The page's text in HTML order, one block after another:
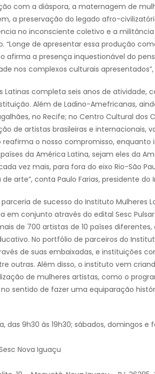
com a diáspora, a maternagem de
a preservação do legado afro-
no inconsciente coletivo e a
“Longe de apresentar essa produção
afirma a presença inquestionável do
nos complexos culturais apresentados”,
Latinas completa seis anos de atividade,
Além de Ladino-Amefricanas,
no Recife; no Centro Cultural dos
de artistas brasileiras e internacionais,
reafirma o nosso compromisso,
da América Latina, sejam eles da
vez mais, para fora do eixo Rio-São
arte”, conta Paulo Farias, presidente do
de sucesso do Instituto Mulheres
em conjunto através do edital Sesc
de 700 artistas de 10 países diferentes,
No portfólio de parceiros do
de suas embaixadas, e instituições
outras. Além disso, o instituto vem
de mulheres artistas, como o
sentido de fazer uma equiparação
das 9h30 às 19h30; sábados, domingos e
Nova Iguaçu